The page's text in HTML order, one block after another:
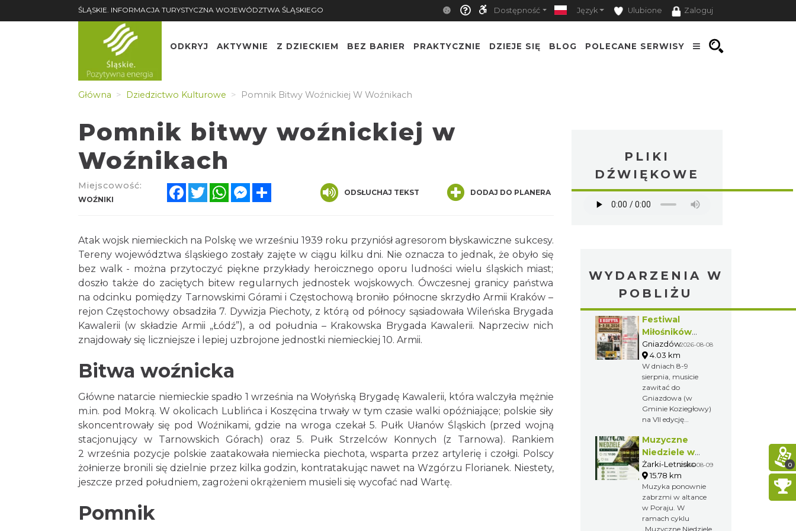
ŚLĄSKIE. INFORMACJA TURYSTYCZNA WOJEWÓDZTWA ŚLĄSKIEGO Dostępność Język Ulubione Zaloguj
ODKRYJ AKTYWNIE Z DZIECKIEM BEZ BARIER PRAKTYCZNIE DZIEJE SIĘ BLOG POLECANE SERWISY
Główna Dziedzictwo Kulturowe Pomnik Bitwy Woźnickiej W Woźnikach
Pomnik bitwy woźnickiej w
Woźnikach
Miejscowość:
WOŹNIKI
FacebookTwitterWhatsAppMessenger ODSŁUCHAJ TEKST DODAJ DO PLANERA
Atak wojsk niemieckich na Polskę we wrześniu 1939 roku przyniósł agresorom błyskawiczne sukcesy.
Tereny województwa śląskiego zostały zajęte w ciągu kilku dni. Nie oznacza to jednak, że obyło się
bez walk - można przytoczyć piękne przykłady heroicznego oporu ludności wielu śląskich miast;
doszło także do zaciętych bitew regularnych jednostek wojskowych. Ówczesnej granicy państwa
na odcinku pomiędzy Tarnowskimi Górami i Częstochową broniło północne skrzydło Armii Kraków –
rejon Częstochowy obsadziła 7. Dywizja Piechoty, z którą od północy sąsiadowała Wileńska Brygada
Kawalerii (w składzie Armii „Łódź”), a od południa – Krakowska Brygada Kawalerii. Naprzeciw nich
znajdowały się liczniejsze i lepiej uzbrojone jednostki niemieckiej 10. Armii.
Bitwa woźnicka
Główne natarcie niemieckie spadło 1 września na Wołyńską Brygadę Kawalerii, która walczyła mężnie
m.in. pod Mokrą. W okolicach Lublińca i Koszęcina trwały w tym czasie walki opóźniające; polskie siły
skoncentrowały się pod Woźnikami, gdzie na wroga czekał 5. Pułk Ułanów Śląskich (przed wojną
stacjonujący w Tarnowskich Górach) oraz 5. Pułk Strzelców Konnych (z Tarnowa). Rankiem
2 września pozycje polskie zaatakowała niemiecka piechota, wsparta przez artylerię i czołgi. Polscy
żołnierze bronili się dzielnie przez kilka godzin, kontratakując nawet na Wzgórzu Florianek. Niestety,
jeszcze przed południem, zagrożeni okrążeniem musieli się wycofać nad Wartę.
Pomnik
PLIKI
DŹWIĘKOWE
WYDARZENIA W
POBLIŻU
Festiwal
Miłośników
Koni i Muzyki "Z
Kopyta"
Gniazdów2026-08-08
4.03 km
W dniach 8-9
sierpnia, musicie
zawitać do
Gniazdowa (w
Gminie Koziegłowy)
na VII edycję
Miłośników Koni i
Muzyki "Z Kopyta".
Muzyczne
Niedziele w
Altance w
Żarkach -
Letnisku
Żarki-Letnisko2026-08-09
15.78 km
Muzyka ponownie
zabrzmi w altance
w Poraju. W
ramach cyklu
„Muzyczne Niedziele
0